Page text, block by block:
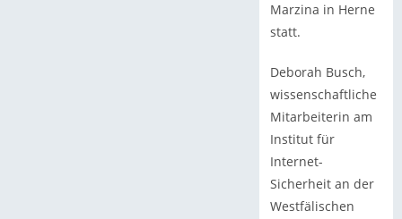
Marzina in Herne
statt.
Deborah Busch,
wissenschaftliche
Mitarbeiterin am
Institut für
Internet-
Sicherheit an der
Westfälischen